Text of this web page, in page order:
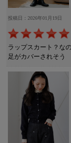
投稿日：2026年01月19日
ラップスカート？な
足がカバーされそう